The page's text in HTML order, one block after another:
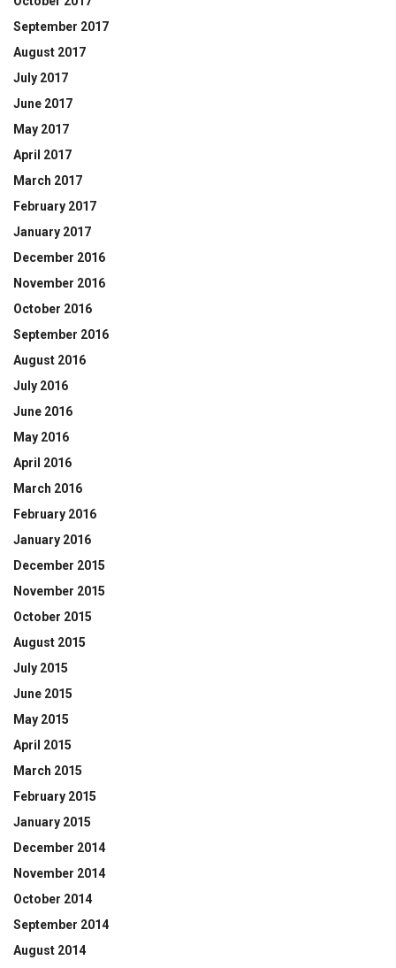
September 2017
August 2017
July 2017
June 2017
May 2017
April 2017
March 2017
February 2017
January 2017
December 2016
November 2016
October 2016
September 2016
August 2016
July 2016
June 2016
May 2016
April 2016
March 2016
February 2016
January 2016
December 2015
November 2015
October 2015
August 2015
July 2015
June 2015
May 2015
April 2015
March 2015
February 2015
January 2015
December 2014
November 2014
October 2014
September 2014
August 2014